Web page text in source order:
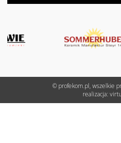
© profekom.pl, wszelkie
realizacja: